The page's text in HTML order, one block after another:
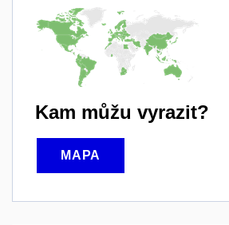
Kam můžu vyrazit?
MAPA